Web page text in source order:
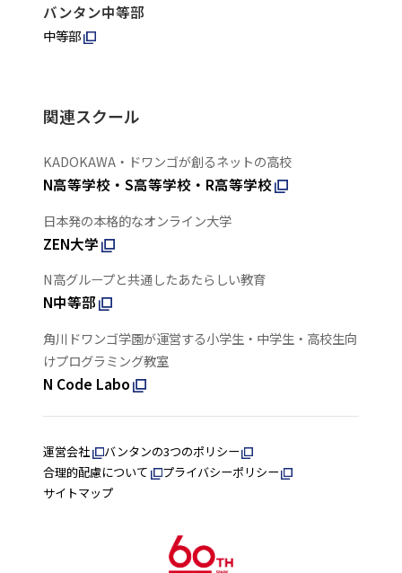
バンタン中等部
中等部
関連スクール
KADOKAWA・ドワンゴが創るネットの高校
N高等学校・S高等学校・R高等学校
日本発の本格的なオンライン大学
ZEN大学
N高グループと共通したあたらしい教育
N中等部
角川ドワンゴ学園が運営する小学生・中学生・高校生向
けプログラミング教室
N Code Labo
運営会社
バンタンの3つのポリシー
合理的配慮について
プライバシーポリシー
サイトマップ